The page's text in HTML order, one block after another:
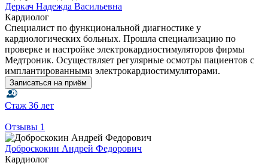
Деркач Надежда Васильевна
Кардиолог
Специалист по функциональной диагностике у
кардиологических больных. Прошла специализацию по
проверке и настройке электрокардиостимуляторов фирмы
Медтроник. Осуществляет регулярные осмотры пациентов с
имплантированными электрокардиостимуляторами.
Записаться на приём
Стаж 36 лет
Отзывы 1
Доброскокин Андрей Федорович
Кардиолог